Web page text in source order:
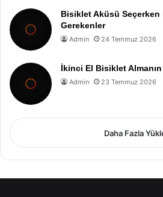
Bisiklet Aküsü Seçerken
Gerekenler
Admin 24 Temmuz 2026
İkinci El Bisiklet Almanın
Admin 23 Temmuz 2026
Daha Fazla